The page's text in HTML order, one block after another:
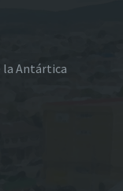
la Antártica